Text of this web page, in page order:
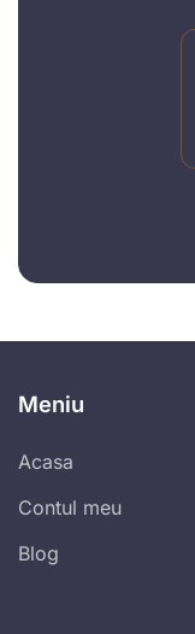
Meniu
Acasa
Contul meu
Blog